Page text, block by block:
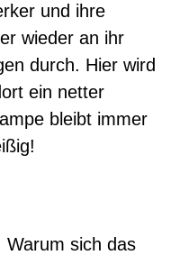
und ihre
wieder an ihr
durch. Hier wird
ein netter
bleibt immer
Warum sich das